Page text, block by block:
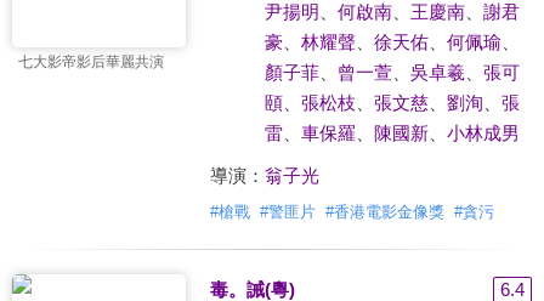
七大影帝影后華麗共演
尹揚明
何啟南、 王慶南、 謝君
豪
林耀聲、 徐天佑、 何佩瑜、
顏子菲、 曾一萱、 吳卓羲
張可
頤、 張松枝 張文慈、 劉洵
張
雷、 車保羅 陳國新、 小林成男
導演： 翁子光
#槍戰 #警匪片 #香港電影金像獎 #貪污
毒。誡(粵)
6.4